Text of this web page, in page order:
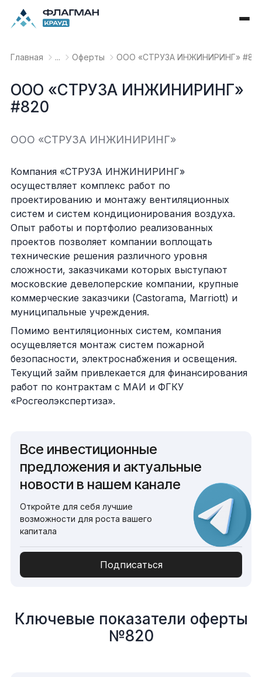
Главная ... Оферты OOO «СТРУЗА ИНЖИНИРИНГ»
OOO «СТРУЗА ИНЖИНИРИНГ»
#820
OOO «СТРУЗА ИНЖИНИРИНГ»
Компания «СТРУЗА ИНЖИНИРИНГ»
осуществляет комплекс работ по
проектированию и монтажу вентиляционных
систем и систем кондиционирования воздуха.
Опыт работы и портфолио реализованных
проектов позволяет компании воплощать
технические решения различного уровня
сложности, заказчиками которых выступают
московские девелоперские компании, крупные
коммерческие заказчики (Castorama, Marriott) и
муниципальные учреждения.
Помимо вентиляционных систем, компания
осущевляется монтаж систем пожарной
безопасности, электроснабжения и освещения.
Текущий займ привлекается для финансирования
работ по контрактам с МАИ и ФГКУ
«Росгеолэкспертиза».
Все инвестиционные
предложения и актуальные
новости в нашем канале
Откройте для себя лучшие
возможности для роста вашего
капитала
Подписаться
Ключевые показатели оферты
№820